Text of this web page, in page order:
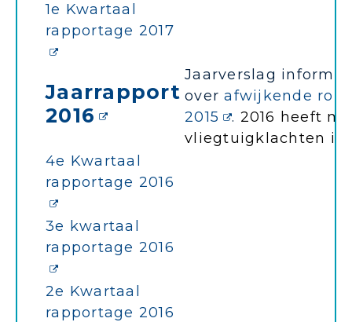
1e Kwartaal
rapportage 2017
Jaarrapport
2016
Jaarverslag
overafwijkende
2015
. 2016 heeft
vliegtuigklachten in
4e Kwartaal
rapportage 2016
3e kwartaal
rapportage 2016
2e Kwartaal
rapportage 2016